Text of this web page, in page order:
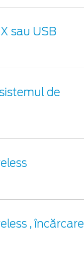
sau USB
de
, încărcare